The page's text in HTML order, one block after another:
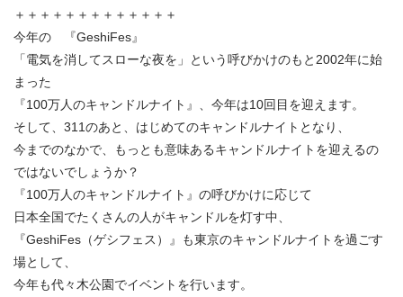
＋＋＋＋＋＋＋＋＋＋＋＋＋
今年の 『GeshiFes』
「電気を消してスローな夜を」という呼びかけのもと2002年に始
まった
『100万人のキャンドルナイト』、今年は10回目を迎えます。
そして、311のあと、はじめてのキャンドルナイトとなり、
今までのなかで、もっとも意味あるキャンドルナイトを迎えるの
ではないでしょうか？
『100万人のキャンドルナイト』の呼びかけに応じて
日本全国でたくさんの人がキャンドルを灯す中、
『GeshiFes（ゲシフェス）』も東京のキャンドルナイトを過ごす
場として、
今年も代々木公園でイベントを行います。